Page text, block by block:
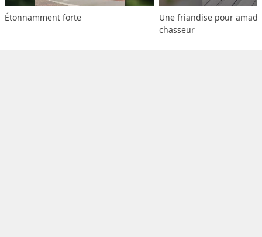
Étonnamment forte
Une friandise pour
chasseur